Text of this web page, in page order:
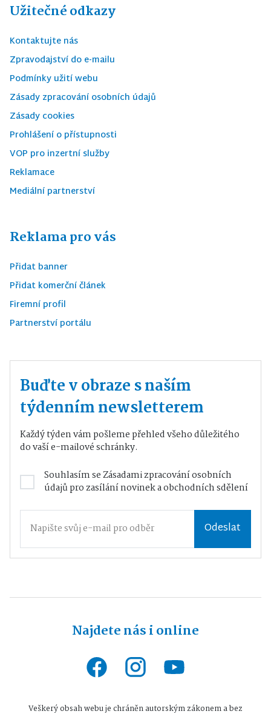
Užitečné odkazy
Kontaktujte nás
Zpravodajství do e-mailu
Podmínky užití webu
Zásady zpracování osobních údajů
Zásady cookies
Prohlášení o přístupnosti
VOP pro inzertní služby
Reklamace
Mediální partnerství
Reklama pro vás
Přidat banner
Přidat komerční článek
Firemní profil
Partnerství portálu
Buďte v obraze s naším
týdenním newsletterem
Každý týden vám pošleme přehled všeho důležitého
do vaší e-mailové schránky.
Souhlasím seZásadami zpracování osobních
údajůpro zasílání novinek a obchodních sdělení
Odeslat
Najdete nás i online
Veškerý obsah webu je chráněn autorským zákonem a bez